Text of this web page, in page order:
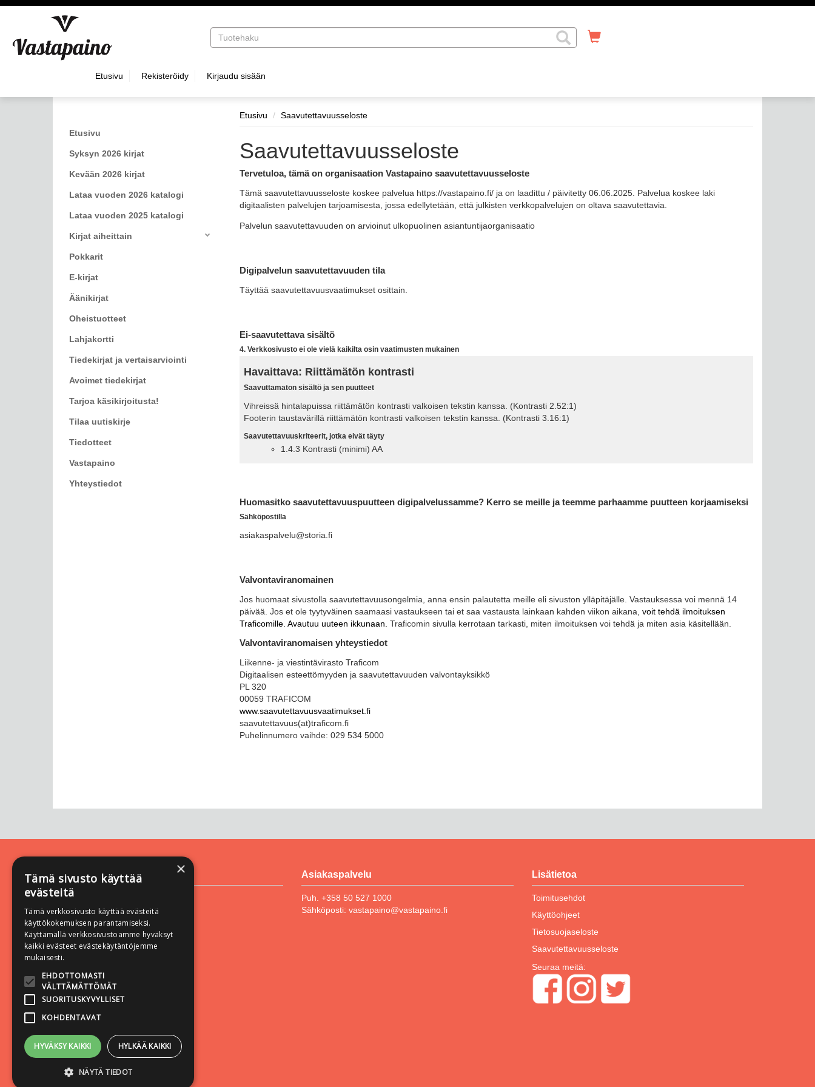
Hyppää pääsisältöön
Etusivu Rekisteröidy Kirjaudu sisään
Etusivu
Syksyn 2026 kirjat
Kevään 2026 kirjat
Lataa vuoden 2026 katalogi
Lataa vuoden 2025 katalogi
Kirjat aiheittain
Pokkarit
E-kirjat
Äänikirjat
Oheistuotteet
Lahjakortti
Tiedekirjat ja vertaisarviointi
Avoimet tiedekirjat
Tarjoa käsikirjoitusta!
Tilaa uutiskirje
Tiedotteet
Vastapaino
Yhteystiedot
Etusivu Saavutettavuusseloste
Saavutettavuusseloste
Tervetuloa, tämä on organisaation Vastapaino saavutettavuusseloste
Tämä saavutettavuusseloste koskee palvelua https://vastapaino.fi/ ja on laadittu / päivitetty 06.06.2025. Palvelua koskee laki
digitaalisten palvelujen tarjoamisesta, jossa edellytetään, että julkisten verkkopalvelujen on oltava saavutettavia.
Palvelun saavutettavuuden on arvioinut ulkopuolinen asiantuntijaorganisaatio
Digipalvelun saavutettavuuden tila
Täyttää saavutettavuusvaatimukset osittain.
Ei-saavutettava sisältö
4. Verkkosivusto ei ole vielä kaikilta osin vaatimusten mukainen
Havaittava: Riittämätön kontrasti
Saavuttamaton sisältö ja sen puutteet
Vihreissä hintalapuissa riittämätön kontrasti valkoisen tekstin kanssa. (Kontrasti 2.52:1)
Footerin taustavärillä riittämätön kontrasti valkoisen tekstin kanssa. (Kontrasti 3.16:1)
Saavutettavuuskriteerit, jotka eivät täyty
1.4.3 Kontrasti (minimi) AA
Huomasitko saavutettavuuspuutteen digipalvelussamme? Kerro se meille ja teemme parhaamme puutteen korjaamiseksi
Sähköpostilla
asiakaspalvelu@storia.fi
Valvontaviranomainen
Jos huomaat sivustolla saavutettavuusongelmia, anna ensin palautetta meille eli sivuston ylläpitäjälle. Vastauksessa voi mennä 14
päivää. Jos et ole tyytyväinen saamaasi vastaukseen tai et saa vastausta lainkaan kahden viikon aikana, voit tehdä ilmoituksen
Traficomille. Avautuu uuteen ikkunaan. Traficomin sivulla kerrotaan tarkasti, miten ilmoituksen voi tehdä ja miten asia käsitellään.
Valvontaviranomaisen yhteystiedot
Liikenne- ja viestintävirasto Traficom
Digitaalisen esteettömyyden ja saavutettavuuden valvontayksikkö
PL 320
00059 TRAFICOM
www.saavutettavuusvaatimukset.fi
saavutettavuus(at)traficom.fi
Puhelinnumero vaihde: 029 534 5000
Yhteystiedot
Vastapaino
Yliopistonkatu 60 A
33100 Tampere
Asiakaspalvelu
Puh. +358 50 527 1000
Sähköposti: vastapaino@vastapaino.fi
Lisätietoa
Toimitusehdot
Käyttöohjeet
Tietosuojaseloste
Saavutettavuusseloste
Seuraa meitä:
×
Tämä sivusto käyttää
evästeitä
Tämä verkkosivusto käyttää evästeitä
käyttökokemuksen parantamiseksi.
Käyttämällä verkkosivustoamme hyväksyt
kaikki evästeet evästekäytäntöjemme
mukaisesti.
EHDOTTOMASTI
VÄLTTÄMÄTTÖMÄT
SUORITUSKYVYLLISET
KOHDENTAVAT
HYVÄKSY KAIKKI HYLKÄÄ KAIKKI
NÄYTÄ TIEDOT